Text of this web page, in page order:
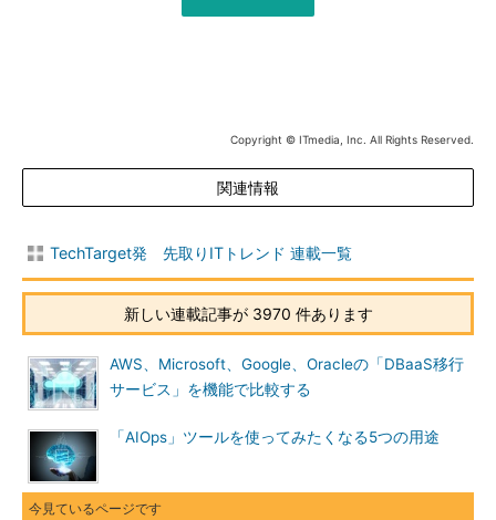
Copyright © ITmedia, Inc. All Rights Reserved.
関連情報
TechTarget発 先取りITトレンド 連載一覧
新しい連載記事が 3970 件あります
AWS、Microsoft、Google、Oracleの「DBaaS移行
サービス」を機能で比較する
「AIOps」ツールを使ってみたくなる5つの用途